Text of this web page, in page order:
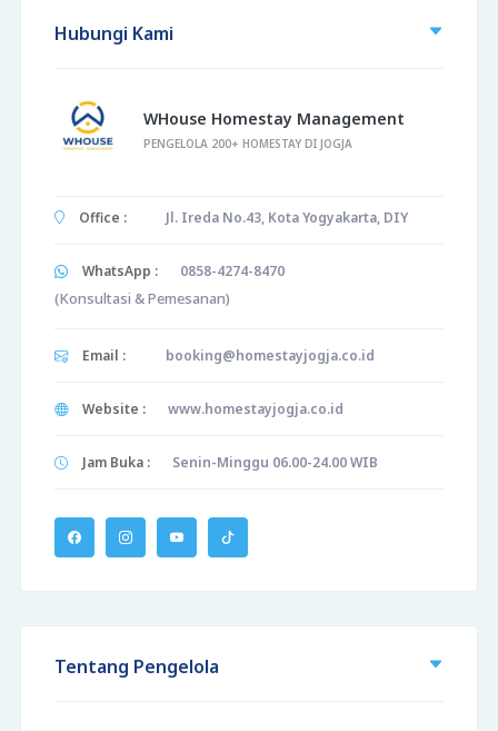
Hubungi Kami
WHouse Homestay Management
PENGELOLA 200+ HOMESTAY DI JOGJA
Office : Jl. Ireda No.43, Kota Yogyakarta, DIY
WhatsApp : 0858-4274-8470
(Konsultasi & Pemesanan)
Email : booking@homestayjogja.co.id
Website : www.homestayjogja.co.id
Jam Buka : Senin-Minggu 06.00-24.00 WIB
Tentang Pengelola